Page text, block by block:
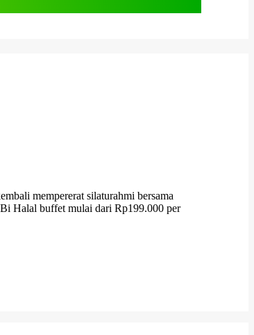
mempererat silaturahmi bersama
Halal buffet mulai dari Rp199.000 per